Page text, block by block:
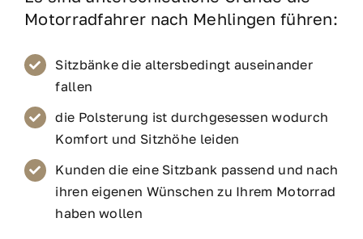
Motorradfahrer nach Mehlingen führen:
Sitzbänke die altersbedingt auseinander
fallen
die Polsterung ist durchgesessen wodurch
Komfort und Sitzhöhe leiden
Kunden die eine Sitzbank passend und nach
ihren eigenen Wünschen zu Ihrem Motorrad
haben wollen